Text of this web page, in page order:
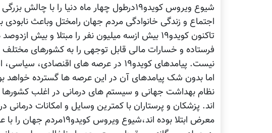
شیوع ویروس کویدو۱۹درطول چهار ماه دنیا را با
اجتماع و زندگی خانوادگی مردم جهان رامختل وباعث
تاکنون کویدو۱۹ بیش ازسه میلیون نفر را مبتلا و
فرستاده و خسارات مالی قابل توجهی را به کشور‌های مختلف
نیست. پیامدهای کویدو۱۹ در عرصه های
اما بدون شک پیامدهای آن در این عرصه ها گسترده خواهد
نظام بهداشت جهانی و سیستم های درمانی در اغلب کشورها
اند. پزشکان و پرستاران با کمترین وسایل و امکانات
معرض ابتلا بوده اند،شیوع